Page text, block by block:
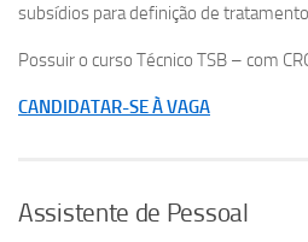
subsídios para definição de
Possuir o curso Técnico TSB – com
CANDIDATAR-SE À VAGA
Assistente de Pessoal